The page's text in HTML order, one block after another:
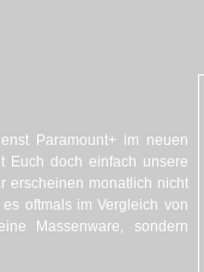
Paramount+ im neuen
Euch doch einfach unsere
erscheinen monatlich nicht
oftmals im Vergleich von
Massenware, sondern